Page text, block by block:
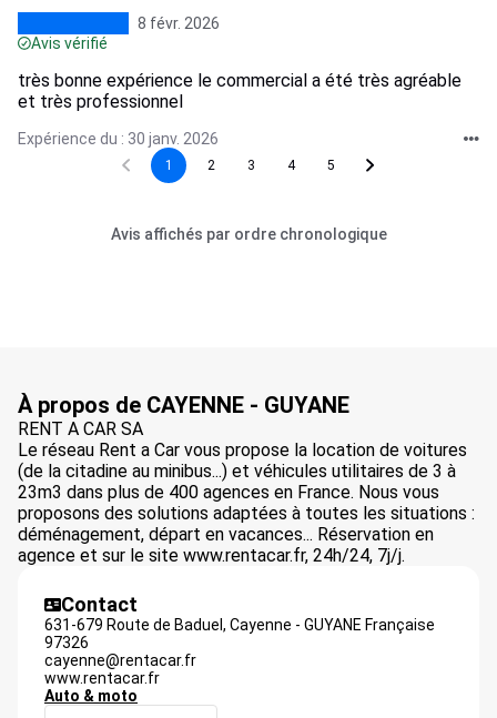
8 févr. 2026
Avis vérifié
très bonne expérience le commercial a été très agréable
et très professionnel
Expérience du : 30 janv. 2026
1 2 3 4 5
Avis affichés par ordre chronologique
À propos de CAYENNE - GUYANE
RENT A CAR SA
Le réseau Rent a Car vous propose la location de voitures
(de la citadine au minibus...) et véhicules utilitaires de 3 à
23m3 dans plus de 400 agences en France. Nous vous
proposons des solutions adaptées à toutes les situations :
déménagement, départ en vacances... Réservation en
agence et sur le site www.rentacar.fr, 24h/24, 7j/j.
Contact
631-679 Route de Baduel, Cayenne - GUYANE Française
97326
cayenne@rentacar.fr
www.rentacar.fr
Auto & moto